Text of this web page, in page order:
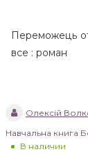
Переможець
все : роман
Олексій
Навчальна книга
В наличии